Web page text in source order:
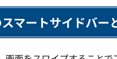
マートサイドバー